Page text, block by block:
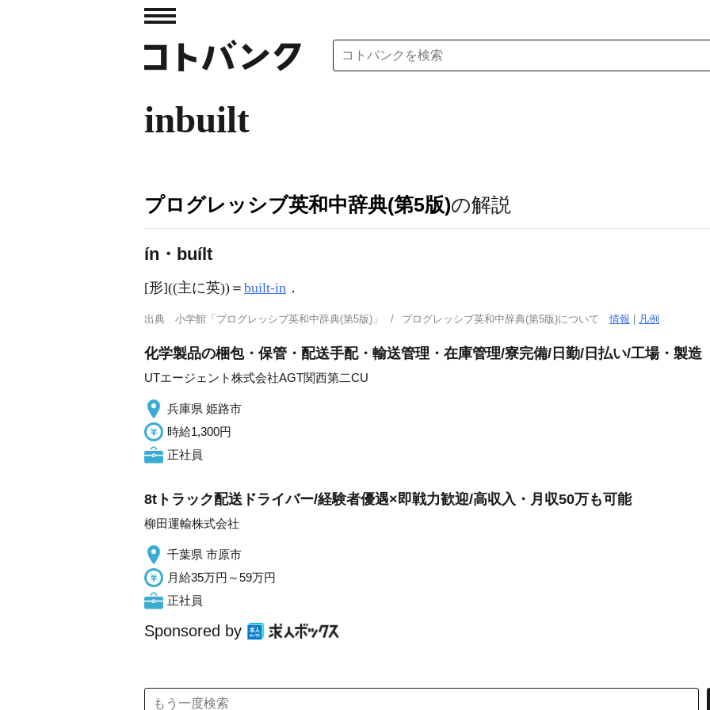
inbuilt
プログレッシブ英和中辞典(第5版)の解説
ín・buílt
[形]((主に英))＝ built-in ．
出典 小学館「プログレッシブ英和中辞典(第5版)」 プログレッシブ英和中辞典(第5版)について情報 凡例
化学製品の梱包・保管・配送手配・輸送管理・在庫管理/寮完備/日勤/日払い/工場・製造
UTエージェント株式会社AGT関西第二CU
兵庫県 姫路市
時給1,300円
正社員
8tトラック配送ドライバー/経験者優遇×即戦力歓迎/高収入・月収50万も可能
柳田運輸株式会社
千葉県 市原市
月給35万円～59万円
正社員
Sponsored by